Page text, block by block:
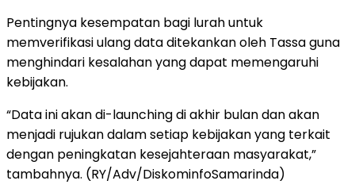
Pentingnya kesempatan bagi lurah untuk
memverifikasi ulang data ditekankan oleh Tassa guna
menghindari kesalahan yang dapat memengaruhi
kebijakan.
“Data ini akan di-launching di akhir bulan dan akan
menjadi rujukan dalam setiap kebijakan yang terkait
dengan peningkatan kesejahteraan masyarakat,”
tambahnya. (RY/Adv/DiskominfoSamarinda)